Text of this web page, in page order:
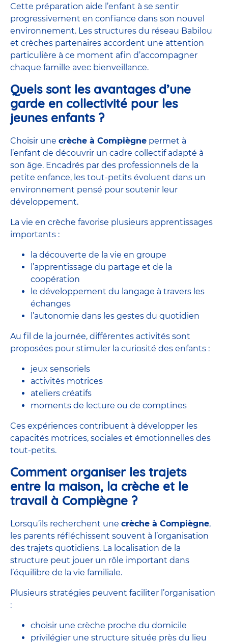
Cette préparation aide l’enfant à se sentir
progressivement en confiance dans son nouvel
environnement. Les structures du réseau Babilou
et crèches partenaires accordent une attention
particulière à ce moment afin d’accompagner
chaque famille avec bienveillance.
Quels sont les avantages d’une
garde en collectivité pour les
jeunes enfants ?
Choisir une crèche à Compiègne permet à
l’enfant de découvrir un cadre collectif adapté à
son âge. Encadrés par des professionnels de la
petite enfance, les tout-petits évoluent dans un
environnement pensé pour soutenir leur
développement.
La vie en crèche favorise plusieurs apprentissages
importants :
la découverte de la vie en groupe
l’apprentissage du partage et de la
coopération
le développement du langage à travers les
échanges
l’autonomie dans les gestes du quotidien
Au fil de la journée, différentes activités sont
proposées pour stimuler la curiosité des enfants :
jeux sensoriels
activités motrices
ateliers créatifs
moments de lecture ou de comptines
Ces expériences contribuent à développer les
capacités motrices, sociales et émotionnelles des
tout-petits.
Comment organiser les trajets
entre la maison, la crèche et le
travail à Compiègne ?
Lorsqu’ils recherchent une crèche à Compiègne,
les parents réfléchissent souvent à l’organisation
des trajets quotidiens. La localisation de la
structure peut jouer un rôle important dans
l’équilibre de la vie familiale.
Plusieurs stratégies peuvent faciliter l’organisation
:
choisir une crèche proche du domicile
privilégier une structure située près du lieu